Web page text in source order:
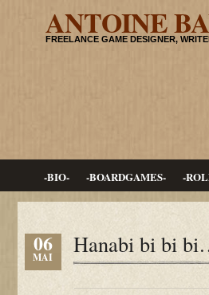
ANTOINE
FREELANCE GAME DESIGNER,
-BIO- -BOARDGAMES- -
06
MAI Hanabi bi bi